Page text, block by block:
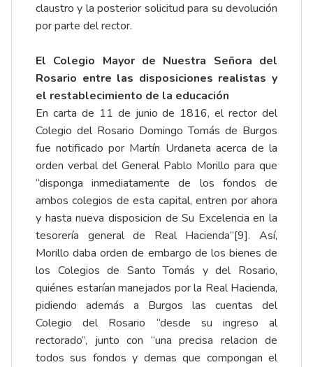
claustro y la posterior solicitud para su devolución
por parte del rector.
El Colegio Mayor de Nuestra Señora del
Rosario entre las disposiciones realistas y
el restablecimiento de la educación
En carta de 11 de junio de 1816, el rector del
Colegio del Rosario Domingo Tomás de Burgos
fue notificado por Martín Urdaneta acerca de la
orden verbal del General Pablo Morillo para que
“disponga inmediatamente de los fondos de
ambos colegios de esta capital, entren por ahora
y hasta nueva disposicion de Su Excelencia en la
tesorería general de Real Hacienda”[9]. Así,
Morillo daba orden de embargo de los bienes de
los Colegios de Santo Tomás y del Rosario,
quiénes estarían manejados por la Real Hacienda,
pidiendo además a Burgos las cuentas del
Colegio del Rosario “desde su ingreso al
rectorado”, junto con “una precisa relacion de
todos sus fondos y demas que compongan el